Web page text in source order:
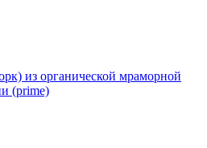
из органической мраморной
(prime)